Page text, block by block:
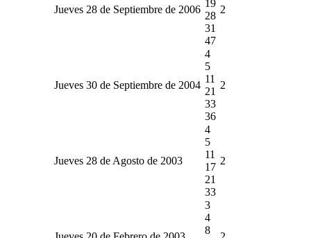
Jueves 28 de Septiembre de 2006
19
28
31
47
2
Jueves 30 de Septiembre de 2004
4
5
11
21
33
36
2
Jueves 28 de Agosto de 2003
4
5
11
17
21
33
2
3
4
8